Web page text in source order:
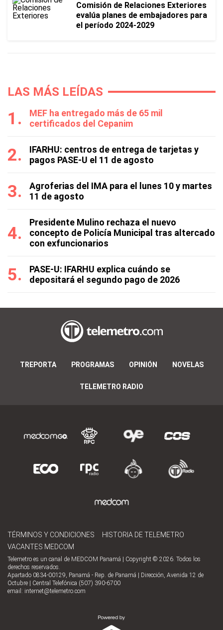
Comisión de Relaciones Exteriores
evalúa planes de embajadores para
el período 2024-2029
LAS MÁS LEÍDAS
MEF ha entregado más de 65 mil
certificados del Cepanim
IFARHU: centros de entrega de tarjetas y
pagos PASE-U el 11 de agosto
Agroferias del IMA para el lunes 10 y martes
11 de agosto
Presidente Mulino rechaza el nuevo
concepto de Policía Municipal tras altercado
con exfuncionarios
PASE-U: IFARHU explica cuándo se
depositará el segundo pago de 2026
TREPORTA PROGRAMAS OPINIÓN NOVELAS
TELEMETRO RADIO
TÉRMINOS Y CONDICIONES
HISTORIA DE TELEMETRO
VACANTES MEDCOM
Telemetro es un canal de MEDCOM Panamá | Copyright © 2026. Todos los
derechos reservados.
Apartado 0834-00129, Panamá - Rep. de Panamá | Dirección, Avenida 12 de
Octubre | Central Telefónica (507) 390-6700
email: internet@telemetro.com